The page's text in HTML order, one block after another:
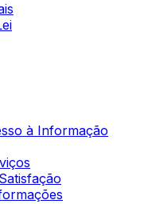
à Informação